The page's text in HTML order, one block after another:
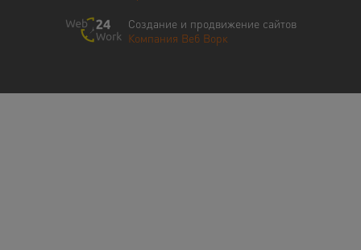
Создание и продвижение сайтов
Компания Веб Ворк